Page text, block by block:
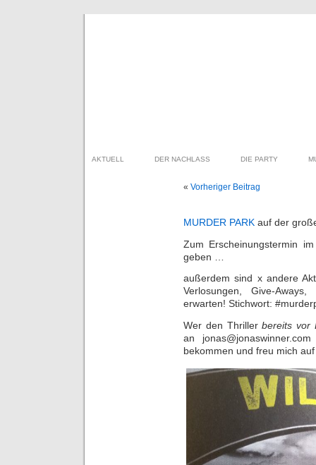
AKTUELL DER NACHLASS DIE PARTY
« Vorheriger Beitrag
MURDER PARK auf der
Zum Erscheinungstermin
geben …
außerdem sind x andere
Verlosungen, Give-
erwarten! Stichwort:
Wer den Thrillerbereits vor
an
bekommen und freu mich